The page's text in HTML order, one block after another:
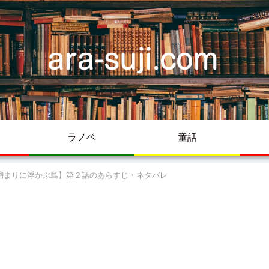
ラノベ 童話
まりに浮かぶ島】第２話のあらすじ・ネタバレ